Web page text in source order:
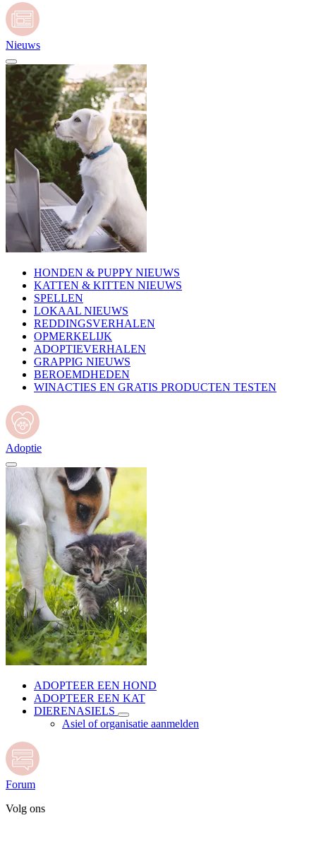
Nieuws
HONDEN & PUPPY NIEUWS
KATTEN & KITTEN NIEUWS
SPELLEN
LOKAAL NIEUWS
REDDINGSVERHALEN
OPMERKELIJK
ADOPTIEVERHALEN
GRAPPIG NIEUWS
BEROEMDHEDEN
WINACTIES EN GRATIS PRODUCTEN TESTEN
Adoptie
ADOPTEER EEN HOND
ADOPTEER EEN KAT
DIERENASIELS
Asiel of organisatie aanmelden
Forum
Volg ons